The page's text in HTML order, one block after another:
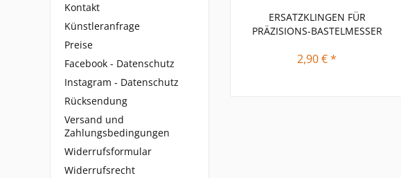
Kontakt
Künstleranfrage
Preise
Facebook - Datenschutz
Instagram - Datenschutz
Rücksendung
Versand und
Zahlungsbedingungen
Widerrufsformular
Widerrufsrecht
ERSATZKLINGEN FÜR
PRÄZISIONS-BASTELMESSER
2,90 € *